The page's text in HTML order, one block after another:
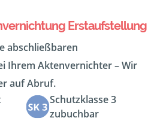
Erstaufstellung
abschließbaren
Ihrem Aktenvernichter – Wir
auf Abruf.
Schutzklasse 3
zubuchbar